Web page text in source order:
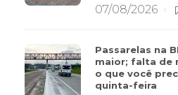
07/08/2026
Passarelas na
maior; falta de
o que você
quinta-feira